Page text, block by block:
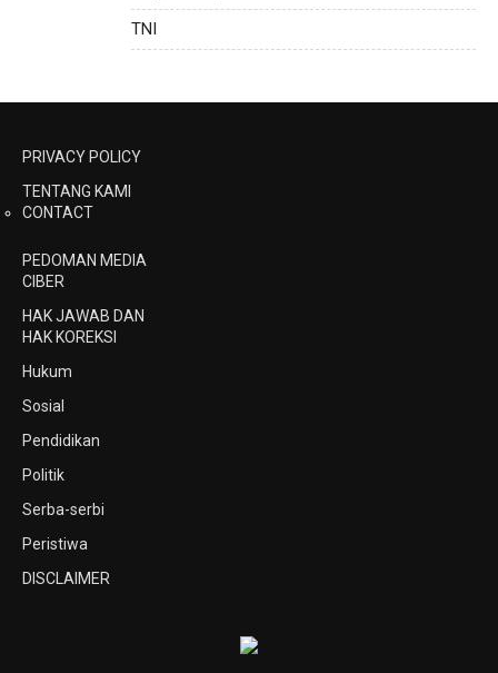
TNI
PRIVACY POLICY
TENTANG KAMI
CONTACT
PEDOMAN MEDIA
CIBER
HAK JAWAB DAN
HAK KOREKSI
Hukum
Sosial
Pendidikan
Politik
Serba-serbi
Peristiwa
DISCLAIMER